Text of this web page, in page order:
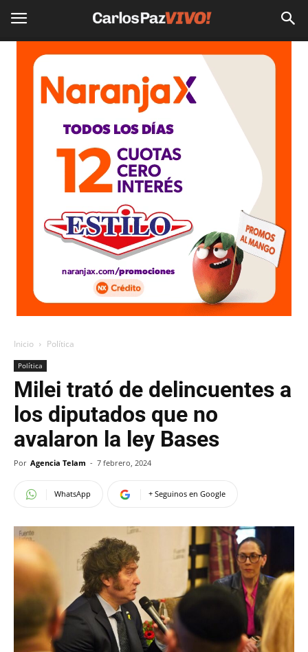
Inicio Política
Política
Milei trató de delincuentes a
los diputados que no
avalaron la ley Bases
Por Agencia Telam - 7 febrero, 2024
WhatsApp + Seguinos en Google